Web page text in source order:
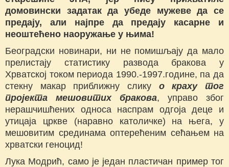
домовински задатак да убеде мужеве да се
предају, али најпре да предају касарне и
неоштећено наоружање у њима!
Београдски новинари, ни не помишљају да мало
прелистају статистику развода бракова у
Хрватској током периода 1990.-1997.године, па да
стекну макар приближну слику о краху тог
пројекта мешовитих бракова, управо због
нерашчишћених односа наспрам одгоја деце и
утицаја цркве (наравно католичке) на њега, у
мешовитим срединама оптерећеним сећањем на
хрватски геноцид!
Лука Модрић, само је један пластичан пример тог